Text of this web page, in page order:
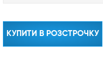
КУПИТИ В РОЗСТРОЧКУ